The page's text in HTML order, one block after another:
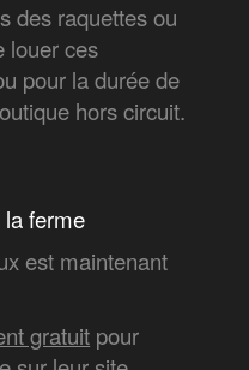
des raquettes ou
louer ces
pour la durée de
hors circuit.
ferme
est maintenant
gratuit pour